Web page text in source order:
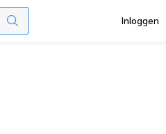
Inloggen